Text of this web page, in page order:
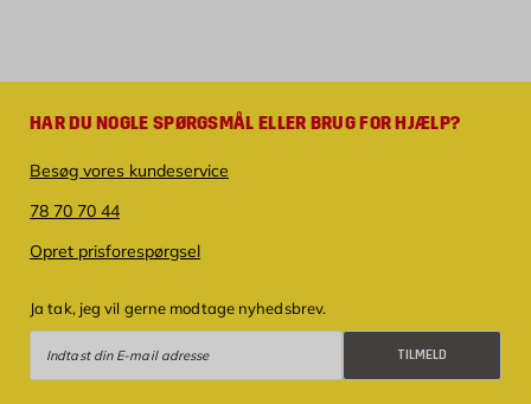
HAR DU NOGLE SPØRGSMÅL ELLER BRUG FOR HJÆLP?
Besøg vores kundeservice
78 70 70 44
Opret prisforespørgsel
Ja tak, jeg vil gerne modtage nyhedsbrev.
TILMELD